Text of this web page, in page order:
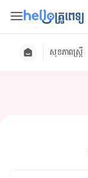
សុខភាពស្ត្រី